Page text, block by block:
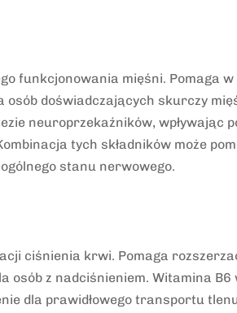
funkcjonowania mięśni. Pomaga
osób doświadczających skurczy
neuroprzekaźników, wpływając
tych składników może
stanu nerwowego.
ciśnienia krwi. Pomaga
osób z nadciśnieniem. Witamina B6
dla prawidłowego transportu